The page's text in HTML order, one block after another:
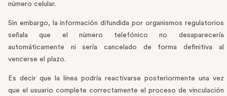
número celular.
Sin embargo, la información difundida por organismos regulatorios
señala que el número telefónico no desaparecería
automáticamente ni sería cancelado de forma definitiva al
vencerse el plazo.
Es decir que la línea podría reactivarse posteriormente una vez
que el usuario complete correctamente el proceso de vinculación